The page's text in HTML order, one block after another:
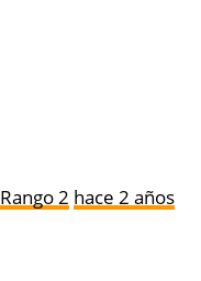
Rango 2 hace 2 años